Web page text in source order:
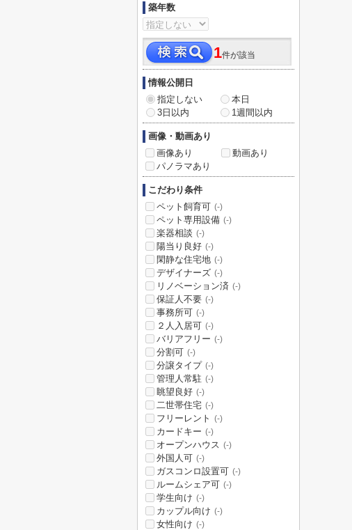
築年数
1件が該当
情報公開日
指定しない
本日
3日以内
1週間以内
画像・動画あり
画像あり
動画あり
パノラマあり
こだわり条件
ペット飼育可 (-)
ペット専用設備 (-)
楽器相談 (-)
陽当り良好 (-)
閑静な住宅地 (-)
デザイナーズ (-)
リノベーション済 (-)
保証人不要 (-)
事務所可 (-)
２人入居可 (-)
バリアフリー (-)
分割可 (-)
分譲タイプ (-)
管理人常駐 (-)
眺望良好 (-)
二世帯住宅 (-)
フリーレント (-)
カードキー (-)
オープンハウス (-)
外国人可 (-)
ガスコンロ設置可 (-)
ルームシェア可 (-)
学生向け (-)
カップル向け (-)
女性向け (-)